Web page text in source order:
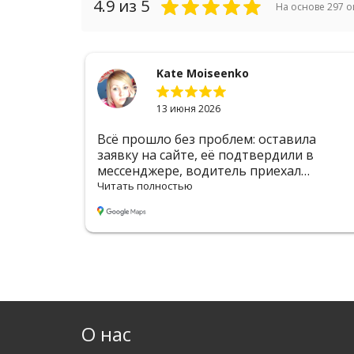
4.9 из 5 На основе 297
Kate Moiseenko
13 июня 2026
Всё прошло без проблем: оставила
заявку на сайте, её подтвердили в
мессенджере, водитель приехал
вовремя. Цена адекватная, оформление
удобное
Читать полностью
О нас